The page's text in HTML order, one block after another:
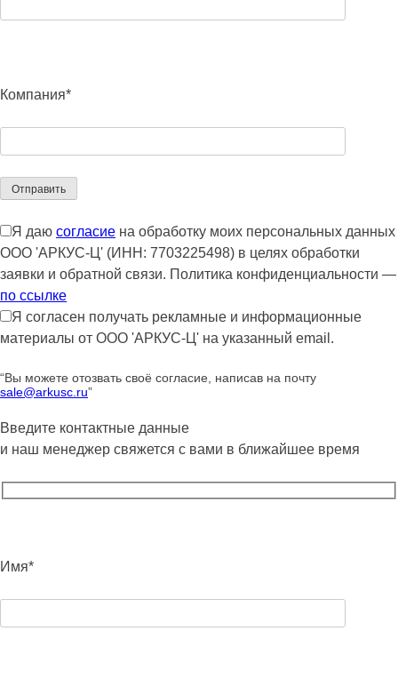
Компания*
Я даю согласие на обработку моих персональных данных
ООО 'АРКУС-Ц' (ИНН: 7703225498) в целях обработки
заявки и обратной связи. Политика конфиденциальности —
по ссылке
Я согласен получать рекламные и информационные
материалы от ООО 'АРКУС-Ц' на указанный email.
“Вы можете отозвать своё согласие, написав на почту
sale@arkusc.ru”
Введите контактные данные
и наш менеджер свяжется с вами в ближайшее время
Имя*